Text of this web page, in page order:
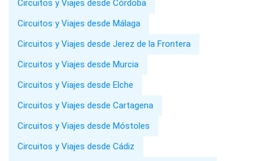
Circuitos y Viajes desde Córdoba
Circuitos y Viajes desde Málaga
Circuitos y Viajes desde Jerez de la Frontera
Circuitos y Viajes desde Murcia
Circuitos y Viajes desde Elche
Circuitos y Viajes desde Cartagena
Circuitos y Viajes desde Móstoles
Circuitos y Viajes desde Cádiz